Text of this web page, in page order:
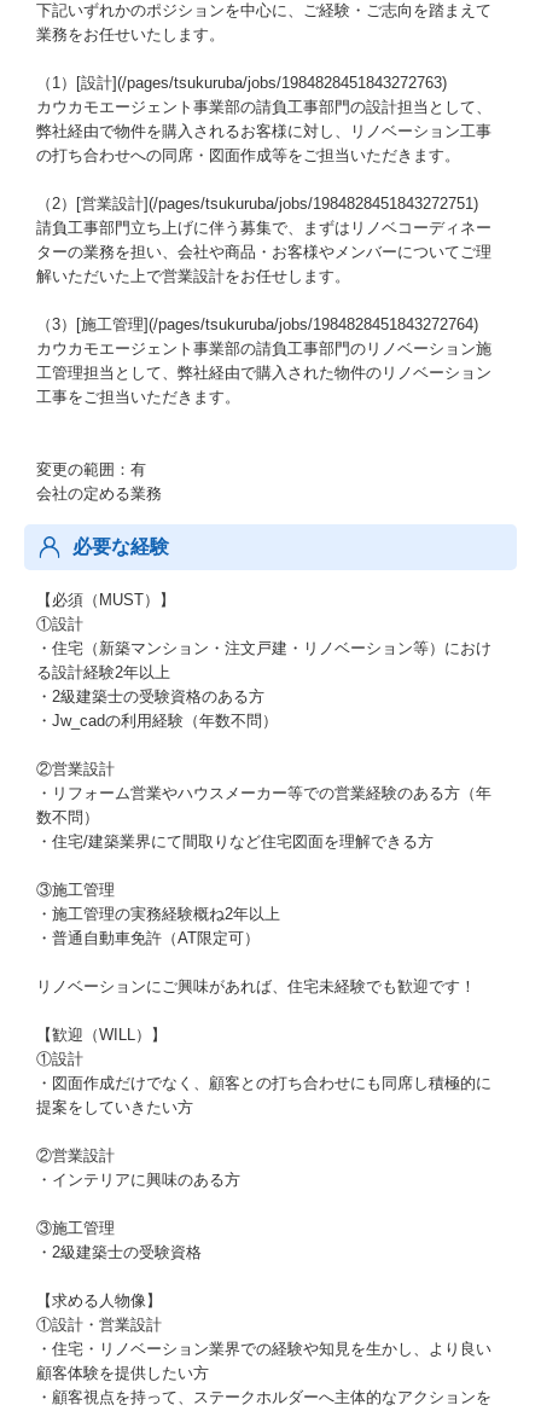
下記いずれかのポジションを中心に、ご経験・ご志向を踏まえて
業務をお任せいたします。
（1）[設計](/pages/tsukuruba/jobs/1984828451843272763)
カウカモエージェント事業部の請負工事部門の設計担当として、
弊社経由で物件を購入されるお客様に対し、リノベーション工事
の打ち合わせへの同席・図面作成等をご担当いただきます。
（2）[営業設計](/pages/tsukuruba/jobs/1984828451843272751)
請負工事部門立ち上げに伴う募集で、まずはリノベコーディネー
ターの業務を担い、会社や商品・お客様やメンバーについてご理
解いただいた上で営業設計をお任せします。
（3）[施工管理](/pages/tsukuruba/jobs/1984828451843272764)
カウカモエージェント事業部の請負工事部門のリノベーション施
工管理担当として、弊社経由で購入された物件のリノベーション
工事をご担当いただきます。
変更の範囲：有
会社の定める業務
必要な経験
【必須（MUST）】
①設計
・住宅（新築マンション・注文戸建・リノベーション等）におけ
る設計経験2年以上
・2級建築士の受験資格のある方
・Jw_cadの利用経験（年数不問）
②営業設計
・リフォーム営業やハウスメーカー等での営業経験のある方（年
数不問）
・住宅/建築業界にて間取りなど住宅図面を理解できる方
③施工管理
・施工管理の実務経験概ね2年以上
・普通自動車免許（AT限定可）
リノベーションにご興味があれば、住宅未経験でも歓迎です！
【歓迎（WILL）】
①設計
・図面作成だけでなく、顧客との打ち合わせにも同席し積極的に
提案をしていきたい方
②営業設計
・インテリアに興味のある方
③施工管理
・2級建築士の受験資格
【求める人物像】
①設計・営業設計
・住宅・リノベーション業界での経験や知見を生かし、より良い
顧客体験を提供したい方
・顧客視点を持って、ステークホルダーへ主体的なアクションを